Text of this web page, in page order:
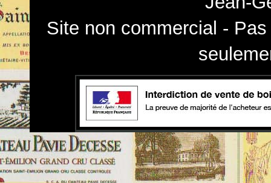
Site non commercial -